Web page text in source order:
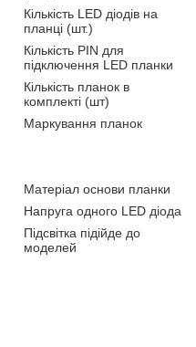
Кількість LED діодів на
планці (шт.)
Кількість PIN для
підключення LED планки
Кількість планок в
комплекті (шт)
Маркування планок
Матеріал основи планки
Напруга одного LED діода
Підсвітка підійде до
моделей